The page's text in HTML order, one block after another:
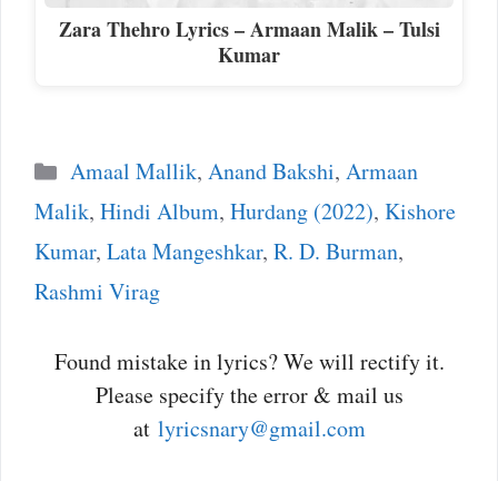
Zara Thehro Lyrics – Armaan Malik – Tulsi
Kumar
Categories
Amaal Mallik, Anand Bakshi, Armaan
Malik, Hindi Album, Hurdang (2022), Kishore
Kumar, Lata Mangeshkar, R. D. Burman,
Rashmi Virag
Found mistake in lyrics? We will rectify it.
Please specify the error & mail us
at lyricsnary@gmail.com